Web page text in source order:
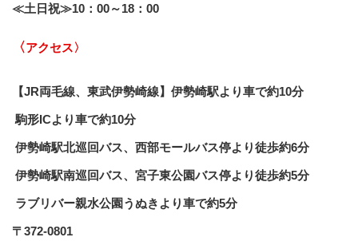
≪土日祝≫10：00～18：00
〈アクセス〉
【JR両毛線、東武伊勢崎線】伊勢崎駅より車で約10分
駒形ICより車で約10分
伊勢崎駅北巡回バス、西部モールバス停より徒歩約6分
伊勢崎駅南巡回バス、宮子東公園バス停より徒歩約5分
ラブリバー親水公園うぬきより車で約5分
〒372-0801